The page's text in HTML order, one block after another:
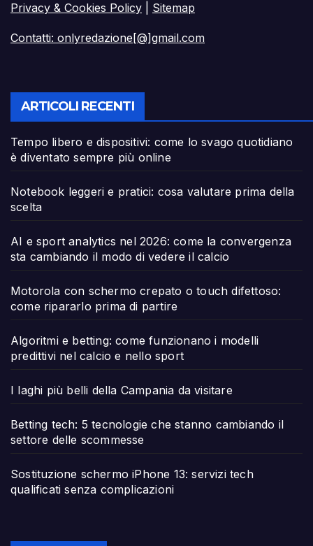
Privacy & Cookies Policy Sitemap
Contatti: onlyredazione[@]gmail.com
ARTICOLI RECENTI
Tempo libero e dispositivi: come lo svago quotidiano
è diventato sempre più online
Notebook leggeri e pratici: cosa valutare prima della
scelta
AI e sport analytics nel 2026: come la convergenza
sta cambiando il modo di vedere il calcio
Motorola con schermo crepato o touch difettoso:
come ripararlo prima di partire
Algoritmi e betting: come funzionano i modelli
predittivi nel calcio e nello sport
I laghi più belli della Campania da visitare
Betting tech: 5 tecnologie che stanno cambiando il
settore delle scommesse
Sostituzione schermo iPhone 13: servizi tech
qualificati senza complicazioni